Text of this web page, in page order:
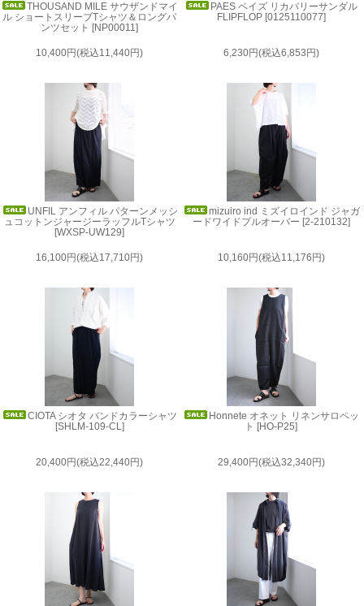
THOUSAND MILE サウザンドマイ
ル ショートスリーブTシャツ＆ロングパ
ンツセット [NP00011]
10,400円(税込11,440円)
PAES ペイズ リカバリーサンダル
FLIPFLOP [0125110077]
6,230円(税込6,853円)
UNFIL アンフィル パターンメッシ
ュコットンジャージーラッフルTシャツ
[WXSP-UW129]
16,100円(税込17,710円)
mizuiro ind ミズイロインド ジャガ
ードワイドプルオーバー [2-210132]
10,160円(税込11,176円)
CIOTA シオタ バンドカラーシャツ
[SHLM-109-CL]
20,400円(税込22,440円)
Honnete オネット リネンサロペッ
ト [HO-P25]
29,400円(税込32,340円)